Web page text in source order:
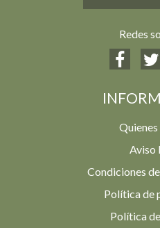
Redes
Aviso
Condiciones
Política de
Política